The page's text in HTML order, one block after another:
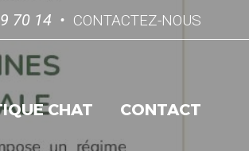
70 14 CONTACTEZ-NOUS
CHAT CONTACT